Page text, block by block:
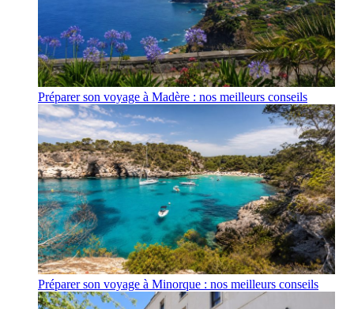
Préparer son voyage à Madère : nos meilleurs conseils
Préparer son voyage à Minorque : nos meilleurs conseils